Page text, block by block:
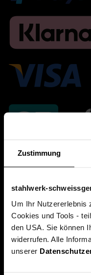
Zustimmung
stahlwerk-
Um Ihr Nutzererlebnis
Cookies und Tools -
den USA. Sie können
widerrufen. Alle
unserer